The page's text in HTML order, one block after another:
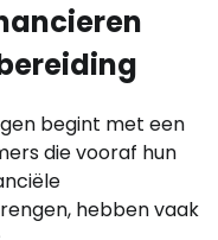
begint met een
die vooraf hun
hebben vaak